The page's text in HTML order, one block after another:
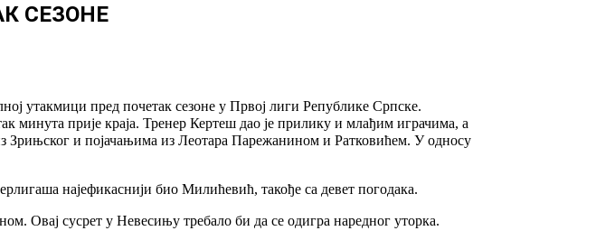
СЕЗОНЕ
утакмици пред почетак сезоне у Првој лиги Републике Српске.
минута прије краја. Тренер Кертеш дао је прилику и млађим играчима, а
Зрињског и појачањима из Леотара Парежанином и Ратковићем. У односу
најефикаснији био Милићевић, такође са девет погодака.
Овај сусрет у Невесињу требало би да се одигра наредног уторка.